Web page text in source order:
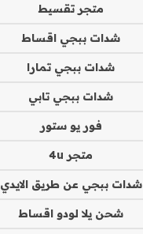
متجر تقسيط
شدات ببجي اقساط
شدات ببجي تمارا
شدات ببجي تابي
فور يو ستور
متجر 4u
شدات ببجي عن طريق الايدي
شحن يلا لودو اقساط